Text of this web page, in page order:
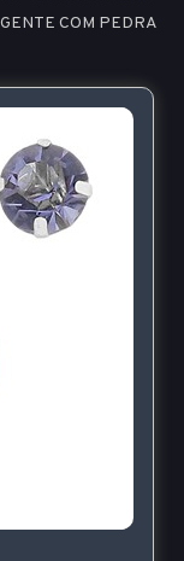
COM PEDRA